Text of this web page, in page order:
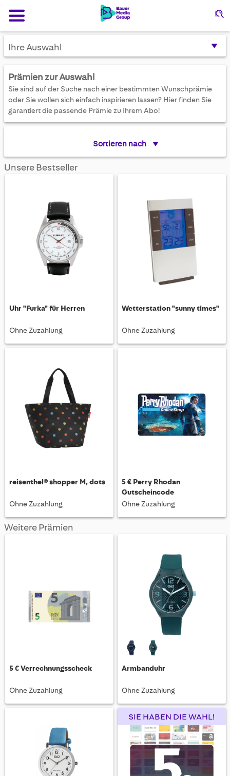
Ihre Auswahl
Prämien zur Auswahl
Sie sind auf der Suche nach einer bestimmten Wunschprämie
oder Sie wollen sich einfach inspirieren lassen? Hier finden Sie
garantiert die passende Prämie zu Ihrem Abo!
Sortieren nach
Unsere Bestseller
Uhr "Furka" für Herren
Ohne Zuzahlung
Wetterstation "sunny times"
Ohne Zuzahlung
reisenthel® shopper M, dots
Ohne Zuzahlung
5 € Perry Rhodan
Gutscheincode
Ohne Zuzahlung
Weitere Prämien
5 € Verrechnungsscheck
Ohne Zuzahlung
Armbanduhr
Ohne Zuzahlung
SIE HABEN DIE WAHL!